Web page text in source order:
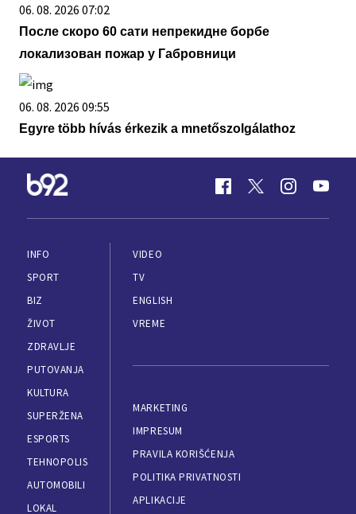
06. 08. 2026 07:02
После скоро 60 сати непрекидне борбе
локализован пожар у Габровници
06. 08. 2026 09:55
Egyre több hívás érkezik a mnetőszolgálathoz
INFO
SPORT
BIZ
ŽIVOT
ZDRAVLJE
PUTOVANJA
KULTURA
SUPERŽENA
ESPORTS
TEHNOPOLIS
AUTOMOBILI
LOKAL
VIDEO
TV
ENGLISH
VREME
MARKETING
IMPRESUM
PRAVILA KORIŠĆENJA
POLITIKA PRIVATNOSTI
APLIKACIJE